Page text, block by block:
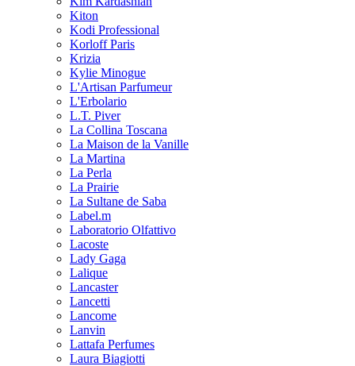
Kiton
Kodi Professional
Korloff Paris
Krizia
Kylie Minogue
L'Artisan Parfumeur
L'Erbolario
L.T. Piver
La Collina Toscana
La Maison de la Vanille
La Martina
La Perla
La Prairie
La Sultane de Saba
Label.m
Laboratorio Olfattivo
Lacoste
Lady Gaga
Lalique
Lancaster
Lancetti
Lancome
Lanvin
Lattafa Perfumes
Laura Biagiotti